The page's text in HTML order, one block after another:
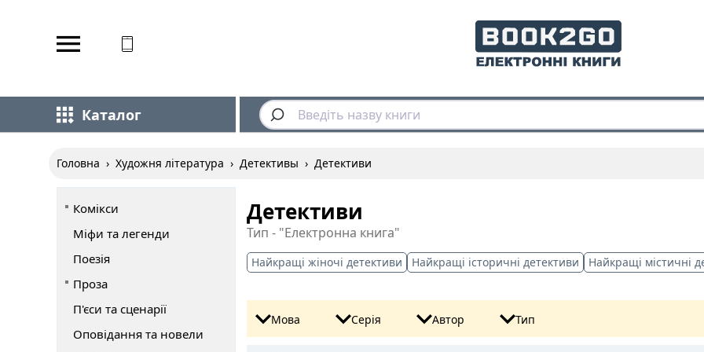
Каталог
Головна › Художня література › Детективы › Детективи
Комікси
Міфи та легенди
Поезія
Проза
П'єси та сценарії
Оповідання та новели
Детективи
Тип - "Електронна книга"
Найкращі жіночі детективи Найкращі історичні детективи Найкращі містичні
Мова Серія Автор Тип